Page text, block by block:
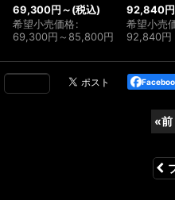
69,300円 ～ (税込)
希望小売価格:
69,300円 ～85,800円
92,840円
希望小売
92,840円
«前